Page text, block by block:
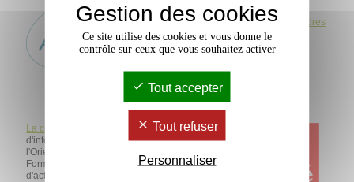
L'association pour l'emploi des cadres
(APEC)
Marché de l'emploi
présenté en fonction du secteur
professionnel. Salaire, fonction,
régions, pays ...
La cité des métiers
Plateforme
d'information dans les domaines de
l'Orientation, de la reconversion, de la
Formation, de l'Emploi et de la Création
d'activité. Pour tous les publics.
Gestion des cookies
Ce site utilise des cookies et vous donne le
contrôle sur ceux que vous souhaitez activer
Tout accepter
Tout refuser
Personnaliser